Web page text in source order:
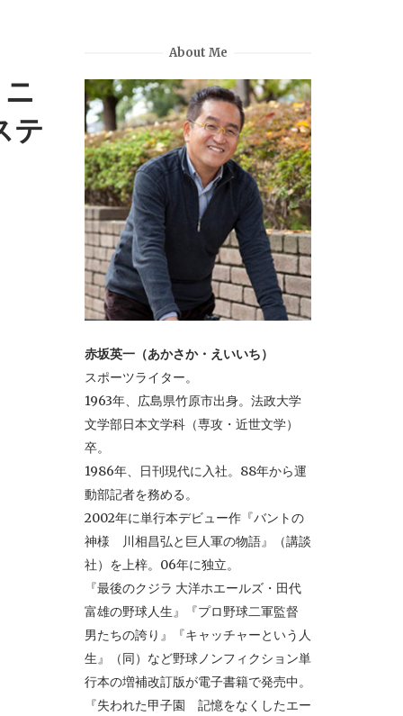
テ
About Me
赤坂英一（あかさか・えいいち）
スポーツライター。
1963年、広島県竹原市出身。法政大学
文学部日本文学科（専攻・近世文学）
卒。
1986年、日刊現代に入社。88年から運
動部記者を務める。
2002年に単行本デビュー作『バントの
神様 川相昌弘と巨人軍の物語』（講談
社）を上梓。06年に独立。
『最後のクジラ 大洋ホエールズ・田代
富雄の野球人生』『プロ野球二軍監督
男たちの誇り』『キャッチャーという人
生』（同）など野球ノンフィクション単
行本の増補改訂版が電子書籍で発売中。
『失われた甲子園 記憶をなくしたエー